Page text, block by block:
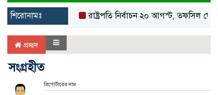
শিরোনামঃ রাষ্ট্রপতি নির্বাচন ২০ আগস্ট, তফসিল
প্রচ্ছদ
সংগ্রহীত
রিপোর্টারের নাম